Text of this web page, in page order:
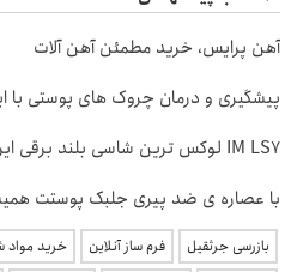
آهن پرایس، خرید مطمئن آهن آلات
پیشگیری و درمان چروک های پوستی با
IM LS7 لوکس ترین شاسی بلند برقی ایران
با عصاره ی ضد پیری جلبک پوستت
بازرسی جرثقیل فرم ساز آنلاین خرید مواد